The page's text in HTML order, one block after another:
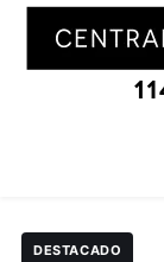
DESTACADO